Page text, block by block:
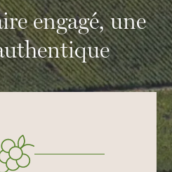
engagé, une